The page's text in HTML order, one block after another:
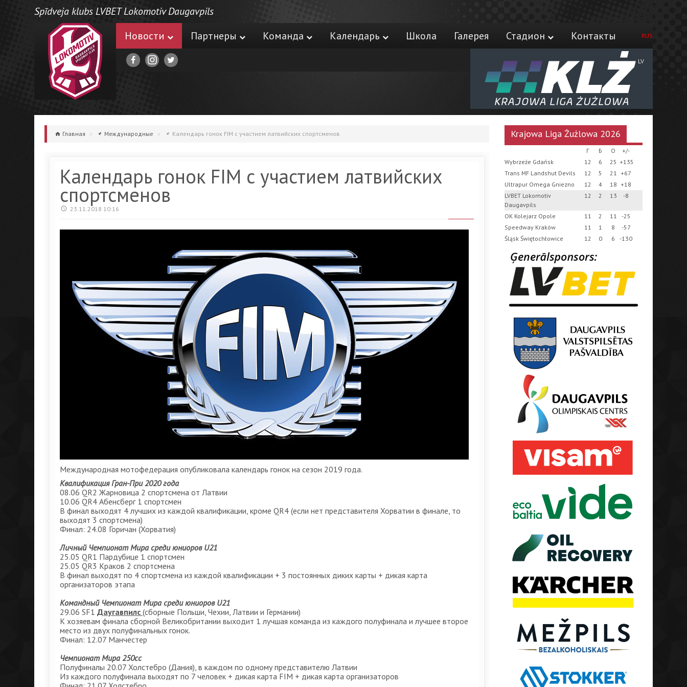
Spīdveja klubs LVBET Lokomotiv Daugavpils
Новости
Партнеры Команда Календарь Школа Галерея Стадион Контакты RUS
LV
Главная » Международные » Календарь гонок FIM с участием латвийских спортсменов
Календарь гонок FIM с участием латвийских
спортсменов
23.11.2018 10:16
Международная мотофедерация опубликовала календарь гонок на сезон 2019 года.
Квалификация Гран-При 2020 года
08.06 QR2 Жарновица 2 спортсмена от Латвии
10.06 QR4 Абенсберг 1 спортсмен
В финал выходят 4 лучших из каждой квалификации, кроме QR4 (если нет представителя Хорватии в финале, то
выходят 3 спортсмена)
Финал: 24.08 Горичан (Хорватия)
Личный Чемпионат Мира среди юниоров U21
25.05 QR1 Пардубице 1 спортсмен
25.05 QR3 Краков 2 спортсмена
В финал выходят по 4 спортсмена из каждой квалификации + 3 постоянных диких карты + дикая карта
организаторов этапа
Командный Чемпионат Мира среди юниоров U21
29.06 SF1 Даугавпилс (сборные Польши, Чехии, Латвии и Германии)
К хозяевам финала сборной Великобритании выходит 1 лучшая команда из каждого полуфинала и лучшее второе
место из двух полуфинальных гонок.
Финал: 12.07 Манчестер
Чемпионат Мира 250сс
Полуфиналы 20.07 Холстебро (Дания), в каждом по одному представителю Латвии
Из каждого полуфинала выходят по 7 человек + дикая карта FIM + дикая карта организаторов
Krajowa Liga Żużlowa 2026
Г Б О
+/-
Wybrzeże Gdańsk
12 6 25 +135
Trans MF Landshut Devils
12 5 21 +67
Ultrapur Omega Gniezno
12 4 18 +18
LVBET Lokomotiv
Daugavpils
12 2 13 -8
OK Kolejarz Opole 11 2 11
-25
Speedway Kraków
11 1 8
-57
Śląsk Świętochłowice
12 0 6 -130